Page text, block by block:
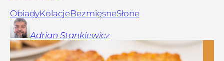
ObiadyKolacjeBezmięsneSłone
Adrian Stankiewicz